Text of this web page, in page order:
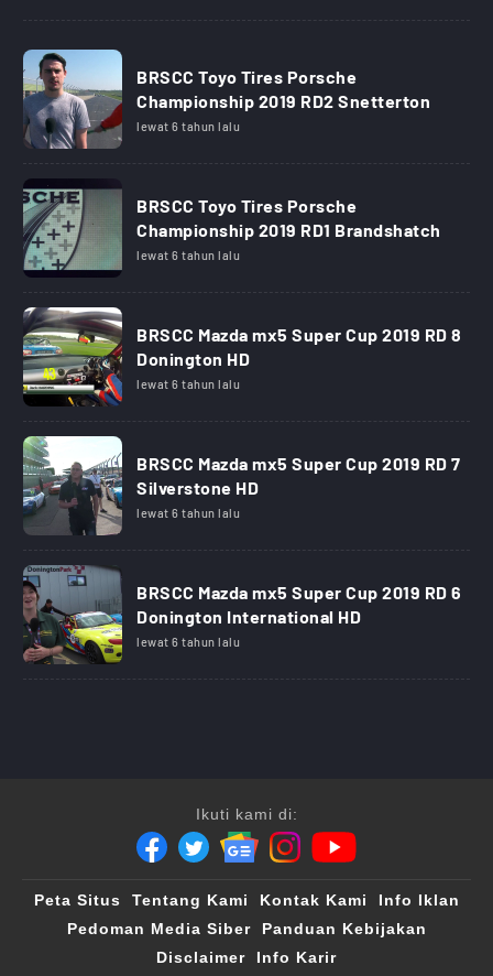
BRSCC Toyo Tires Porsche
Championship 2019 RD2 Snetterton
lewat 6 tahun lalu
BRSCC Toyo Tires Porsche
Championship 2019 RD1 Brandshatch
lewat 6 tahun lalu
BRSCC Mazda mx5 Super Cup 2019 RD 8
Donington HD
lewat 6 tahun lalu
BRSCC Mazda mx5 Super Cup 2019 RD 7
Silverstone HD
lewat 6 tahun lalu
BRSCC Mazda mx5 Super Cup 2019 RD 6
Donington International HD
lewat 6 tahun lalu
Ikuti kami di:
Peta Situs Tentang Kami Kontak Kami
Info Iklan
Pedoman Media Siber
Panduan Kebijakan
Disclaimer
Info Karir